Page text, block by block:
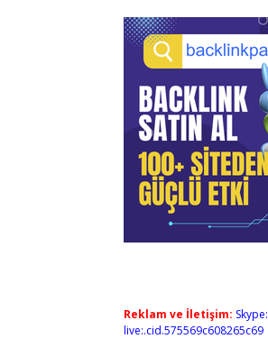
Reklam ve İletişim: Skype:
live:.cid.575569c608265c69